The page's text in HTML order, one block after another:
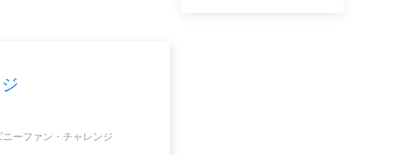
ニーファン・チャレンジ